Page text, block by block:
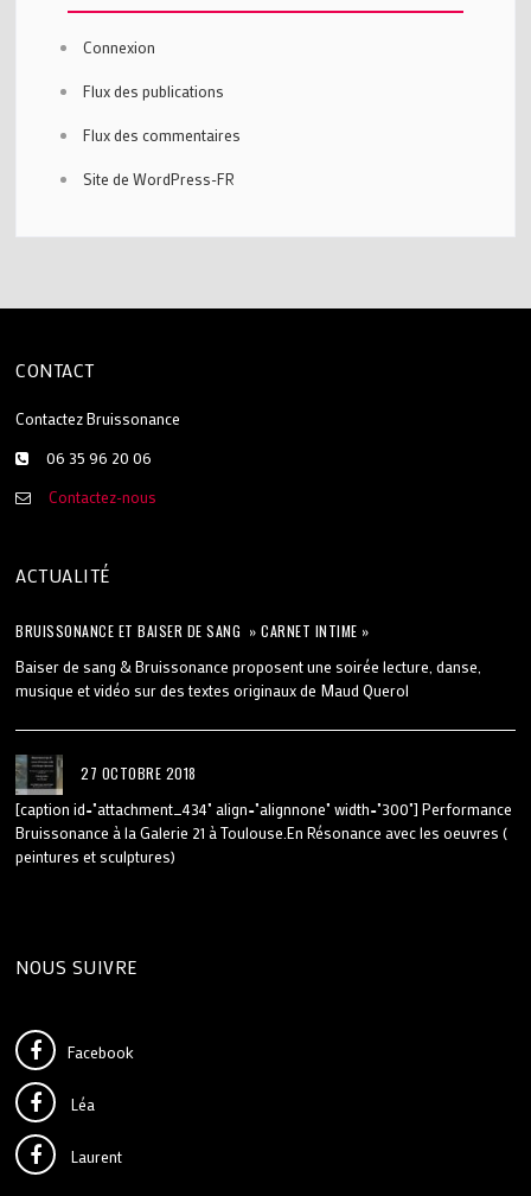
Connexion
Flux des publications
Flux des commentaires
Site de WordPress-FR
CONTACT
Contactez Bruissonance
06 35 96 20 06
Contactez-nous
ACTUALITÉ
BRUISSONANCE ET BAISER DE SANG » CARNET INTIME »
Baiser de sang & Bruissonance proposent une soirée lecture, danse,
musique et vidéo sur des textes originaux de Maud Querol
27 OCTOBRE 2018
[caption id="attachment_434" align="alignnone" width="300"] Performance
Bruissonance à la Galerie 21 à Toulouse.En Résonance avec les oeuvres (
peintures et sculptures)
NOUS SUIVRE
Facebook
Léa
Laurent